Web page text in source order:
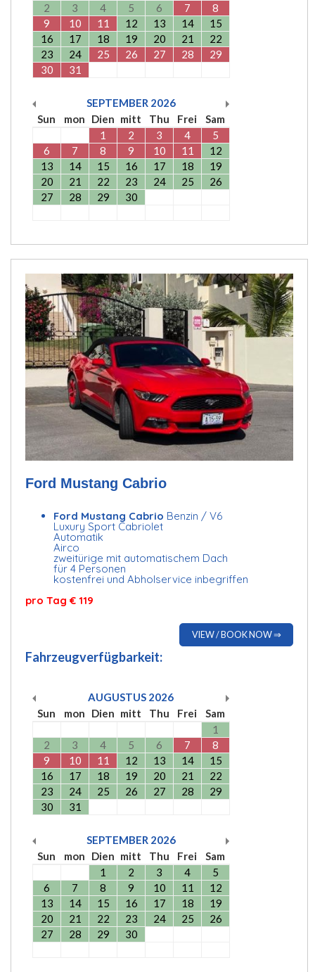
2
3 4 5 6 7
8
9
10 11 12 13 14
15
16
17 18 19 20 21
22
23
24 25 26 27 28
29
30
31
SEPTEMBER 2026
Sun
mon Dien mitt Thu Frei
Sam
1
2 3 4
5
6
7 8 9 10 11
12
13
14 15 16 17 18
19
20
21 22 23 24 25
26
27
28 29 30
Ford Mustang Cabrio
Ford Mustang Cabrio Benzin / V6
Luxury Sport Cabriolet
Automatik
Airco
zweitürige mit automatischem Dach
für 4 Personen
kostenfrei und Abholservice inbegriffen
pro Tag € 119
VIEW / BOOK NOW ⇒
Fahrzeugverfügbarkeit:
AUGUSTUS 2026
Sun
mon Dien mitt Thu Frei
Sam
1
2
3 4 5 6 7
8
9
10 11 12 13 14
15
16
17 18 19 20 21
22
23
24 25 26 27 28
29
30
31
SEPTEMBER 2026
Sun
mon Dien mitt Thu Frei
Sam
1
2 3 4
5
6
7 8 9 10 11
12
13
14 15 16 17 18
19
20
21 22 23 24 25
26
27
28 29 30